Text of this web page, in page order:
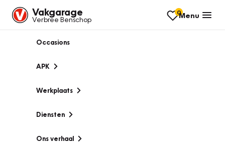
Vakgarage
Verbree Benschop
0Menu
Occasions
APK
Werkplaats
Diensten
Ons verhaal